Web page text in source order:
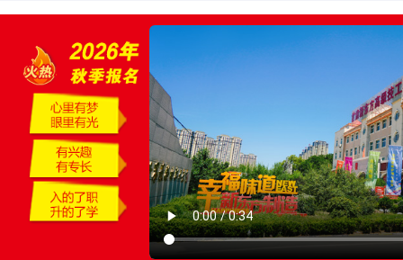
有木有已经毕业的学生，